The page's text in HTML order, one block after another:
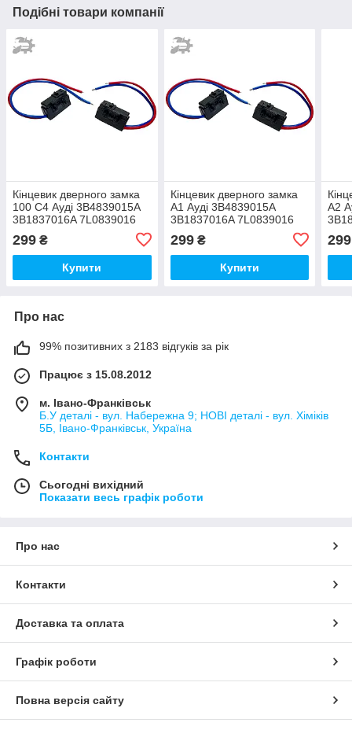
Подібні товари компанії
Кінцевик дверного замка
100 С4 Ауді 3B4839015A
3B1837016A 7L0839016
7L0839015 лівий правий
299 ₴
Купити
Кінцевик дверного замка
А1 Ауді 3B4839015A
3B1837016A 7L0839016
7L0839015 лівий правий
299₴
Купити
А2
299
Про нас
99% позитивних з 2183 відгуків за рік
Працює з 15.08.2012
м. Івано-Франківськ
Б.У деталі - вул. Набережна 9; НОВІ деталі - вул. Хіміків
5Б, Івано-Франківськ, Україна
Контакти
Сьогодні вихідний
Показати весь графік роботи
Про нас
Контакти
Доставка та оплата
Графік роботи
Повна версія сайту